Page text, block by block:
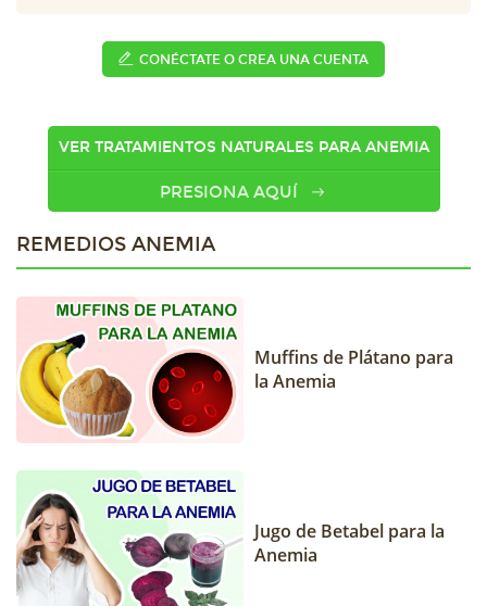
CONÉCTATE O CREA UNA CUENTA
VER TRATAMIENTOS NATURALES PARA ANEMIA
PRESIONA AQUÍ
REMEDIOS ANEMIA
Muffins de Plátano para
la Anemia
Jugo de Betabel para la
Anemia